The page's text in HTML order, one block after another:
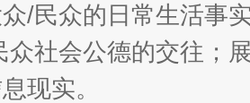
/民众的日常生活事
社会公德的交往；
现实。